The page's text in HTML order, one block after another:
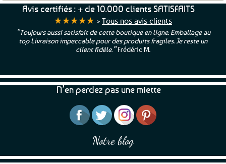
Avis certifiés : + de 10.000 clients SATISFAITS
★★★★★ > Tous nos avis clients
“Toujours aussi satisfait de cette boutique en ligne. Emballage au
top Livraison impeccable pour des produits fragiles. Je reste un
client fidèle.”Frédéric M.
N’en perdez pas une miette
Notre blog